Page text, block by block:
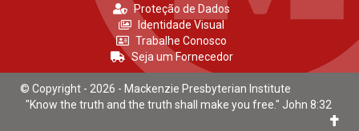
Proteção de Dados
Identidade Visual
Trabalhe Conosco
Seja um Fornecedor
© Copyright - 2026 - Mackenzie Presbyterian Institute
"Know the truth and the truth shall make you free." John 8:32